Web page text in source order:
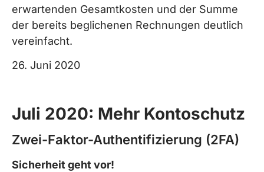
erwartenden Gesamtkosten und der Summe
der bereits beglichenen Rechnungen deutlich
vereinfacht.
26. Juni 2020
Juli 2020: Mehr Kontoschutz
Zwei-Faktor-Authentifizierung (2FA)
Sicherheit geht vor!